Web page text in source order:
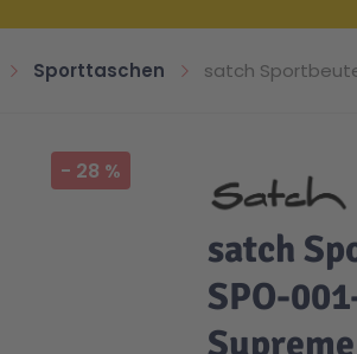
Sporttaschen satch
- 28 %
satch
SPO-
Supreme